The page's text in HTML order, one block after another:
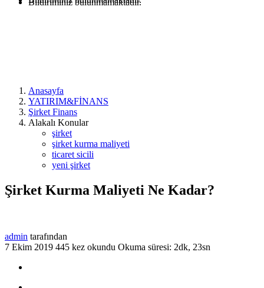
Bildiriminiz bulunmamaktadır.
Anasayfa
YATIRIM&FİNANS
Şirket Finans
Alakalı Konular
şirket
şirket kurma maliyeti
ticaret sicili
yeni şirket
Şirket Kurma Maliyeti Ne Kadar?
admin tarafından
7 Ekim 2019 445 kez okundu Okuma süresi: 2dk, 23sn